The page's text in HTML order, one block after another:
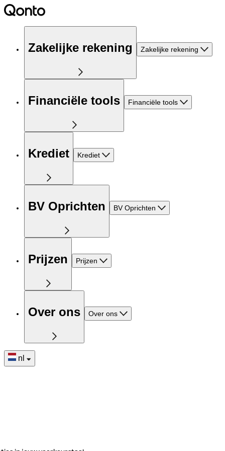
Zakelijke rekening Zakelijke rekening
Financiële tools Financiële tools
Krediet Krediet
BV Oprichten BV Oprichten
Prijzen Prijzen
Over ons Over ons
nl